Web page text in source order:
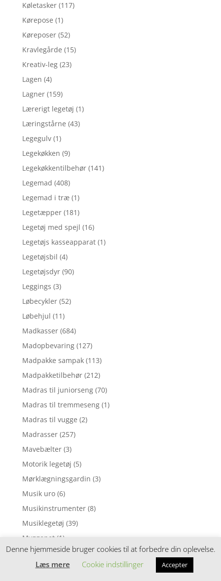
Køletasker (117)
Kørepose (1)
Køreposer (52)
Kravlegårde (15)
Kreativ-leg (23)
Lagen (4)
Lagner (159)
Lærerigt legetøj (1)
Læringstårne (43)
Legegulv (1)
Legekøkken (9)
Legekøkkentilbehør (141)
Legemad (408)
Legemad i træ (1)
Legetæpper (181)
Legetøj med spejl (16)
Legetøjs kasseapparat (1)
Legetøjsbil (4)
Legetøjsdyr (90)
Leggings (3)
Løbecykler (52)
Løbehjul (11)
Madkasser (684)
Madopbevaring (127)
Madpakke sampak (113)
Madpakketilbehør (212)
Madras til juniorseng (70)
Madras til tremmeseng (1)
Madras til vugge (2)
Madrasser (257)
Mavebælter (3)
Motorik legetøj (5)
Mørklægningsgardin (3)
Musik uro (6)
Musikinstrumenter (8)
Musiklegetøj (39)
Myggenet (1)
Natlampe (37)
Nattøj (1)
Denne hjemmeside bruger cookies til at forbedre din oplevelse.
Læs mere
Cookie indstillinger Accepter